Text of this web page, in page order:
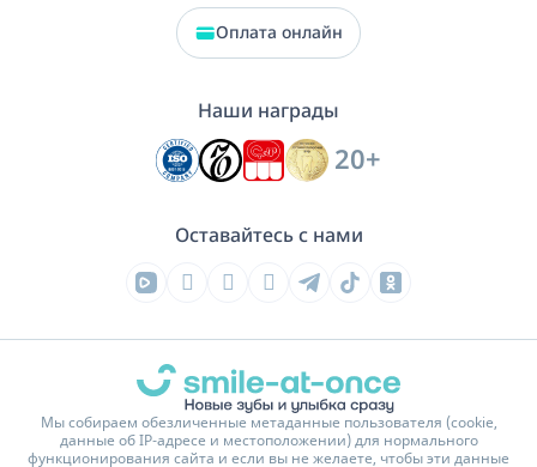
Оплата онлайн
Наши награды
20+
Оставайтесь с нами
Мы собираем обезличенные метаданные пользователя (cookie,
данные об IP-адресе и местоположении) для нормального
функционирования сайта и если вы не желаете, чтобы эти данные